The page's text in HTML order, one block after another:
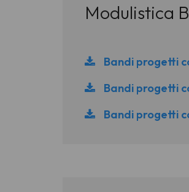
Modulistica
Bandi progetti
Bandi progetti
Bandi progetti